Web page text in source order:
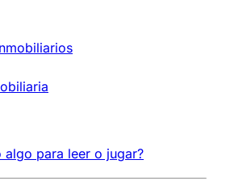
algo para leer o jugar?